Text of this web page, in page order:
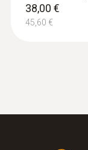
38,00 €
45,60 €